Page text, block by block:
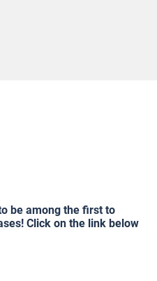
be among the first to
Click on the link below